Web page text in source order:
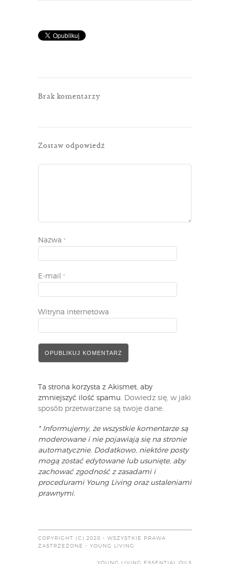
Brak komentarzy
Zostaw odpowiedź
Nazwa *
E-mail *
Witryna internetowa
Ta strona korzysta z Akismet, aby
zmniejszyć ilość spamu. Dowiedz się, w jaki
sposób przetwarzane są twoje dane.
* Informujemy, że wszystkie komentarze są
moderowane i nie pojawiają się na stronie
automatycznie. Dodatkowo, niektóre posty
mogą zostać edytowane lub usunięte, aby
zachować zgodność z zasadami i
procedurami Young Living oraz ustaleniami
prawnymi.
COPYRIGHT (C) 2020 - WSZYSTKIE PRAWA
ZASTRZEŻONE - YOUNG LIVING